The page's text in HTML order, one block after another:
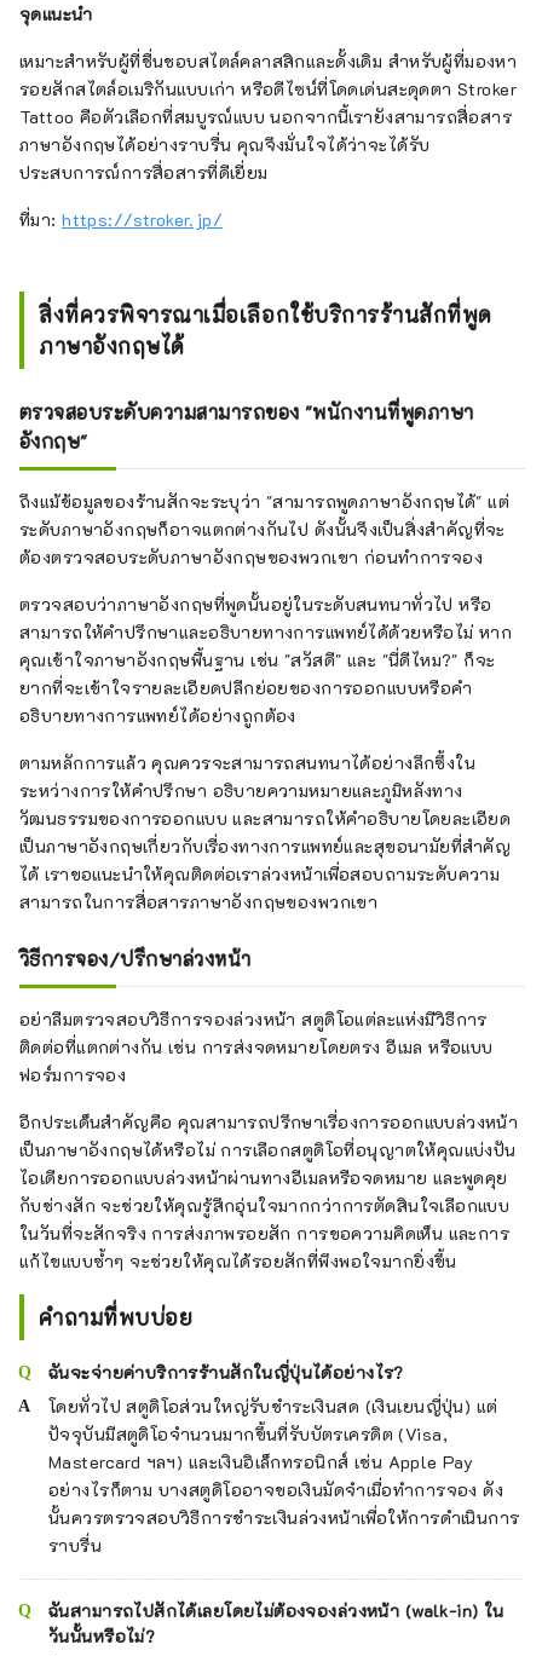
จุดแนะนำ
เหมาะสำหรับผู้ที่ชื่นชอบสไตล์คลาสสิกและดั้งเดิม สำหรับผู้ที่มองหา
รอยสักสไตล์อเมริกันแบบเก่า หรือดีไซน์ที่โดดเด่นสะดุดตา Stroker
Tattoo คือตัวเลือกที่สมบูรณ์แบบ นอกจากนี้เรายังสามารถสื่อสาร
ภาษาอังกฤษได้อย่างราบรื่น คุณจึงมั่นใจได้ว่าจะได้รับ
ประสบการณ์การสื่อสารที่ดีเยี่ยม
ที่มา:https://stroker.jp/
สิ่งที่ควรพิจารณาเมื่อเลือกใช้บริการร้านสักที่พูด
ภาษาอังกฤษได้
ตรวจสอบระดับความสามารถของ "พนักงานที่พูดภาษา
อังกฤษ"
ถึงแม้ข้อมูลของร้านสักจะระบุว่า "สามารถพูดภาษาอังกฤษได้" แต่
ระดับภาษาอังกฤษก็อาจแตกต่างกันไป ดังนั้นจึงเป็นสิ่งสำคัญที่จะ
ต้องตรวจสอบระดับภาษาอังกฤษของพวกเขา ก่อนทำการจอง
ตรวจสอบว่าภาษาอังกฤษที่พูดนั้นอยู่ในระดับสนทนาทั่วไป หรือ
สามารถให้คำปรึกษาและอธิบายทางการแพทย์ได้ด้วยหรือไม่ หาก
คุณเข้าใจภาษาอังกฤษพื้นฐาน เช่น "สวัสดี" และ "นี่ดีไหม?" ก็จะ
ยากที่จะเข้าใจรายละเอียดปลีกย่อยของการออกแบบหรือคำ
อธิบายทางการแพทย์ได้อย่างถูกต้อง
ตามหลักการแล้ว คุณควรจะสามารถสนทนาได้อย่างลึกซึ้งใน
ระหว่างการให้คำปรึกษา อธิบายความหมายและภูมิหลังทาง
วัฒนธรรมของการออกแบบ และสามารถให้คำอธิบายโดยละเอียด
เป็นภาษาอังกฤษเกี่ยวกับเรื่องทางการแพทย์และสุขอนามัยที่สำคัญ
ได้ เราขอแนะนำให้คุณติดต่อเราล่วงหน้าเพื่อสอบถามระดับความ
สามารถในการสื่อสารภาษาอังกฤษของพวกเขา
วิธีการจอง/ปรึกษาล่วงหน้า
อย่าลืมตรวจสอบวิธีการจองล่วงหน้า สตูดิโอแต่ละแห่งมีวิธีการ
ติดต่อที่แตกต่างกัน เช่น การส่งจดหมายโดยตรง อีเมล หรือแบบ
ฟอร์มการจอง
อีกประเด็นสำคัญคือ คุณสามารถปรึกษาเรื่องการออกแบบล่วงหน้า
เป็นภาษาอังกฤษได้หรือไม่ การเลือกสตูดิโอที่อนุญาตให้คุณแบ่งปัน
ไอเดียการออกแบบล่วงหน้าผ่านทางอีเมลหรือจดหมาย และพูดคุย
กับช่างสัก จะช่วยให้คุณรู้สึกอุ่นใจมากกว่าการตัดสินใจเลือกแบบ
ในวันที่จะสักจริง การส่งภาพรอยสัก การขอความคิดเห็น และการ
แก้ไขแบบซ้ำๆ จะช่วยให้คุณได้รอยสักที่พึงพอใจมากยิ่งขึ้น
คำถามที่พบบ่อย
ฉันจะจ่ายค่าบริการร้านสักในญี่ปุ่นได้อย่างไร?
โดยทั่วไป สตูดิโอส่วนใหญ่รับชำระเงินสด (เงินเยนญี่ปุ่น) แต่
ปัจจุบันมีสตูดิโอจำนวนมากขึ้นที่รับบัตรเครดิต (Visa,
Mastercard ฯลฯ) และเงินอิเล็กทรอนิกส์ เช่น Apple Pay
อย่างไรก็ตาม บางสตูดิโออาจขอเงินมัดจำเมื่อทำการจอง ดัง
นั้นควรตรวจสอบวิธีการชำระเงินล่วงหน้าเพื่อให้การดำเนินการ
ราบรื่น
ฉันสามารถไปสักได้เลยโดยไม่ต้องจองล่วงหน้า (walk-in) ใน
วันนั้นหรือไม่?